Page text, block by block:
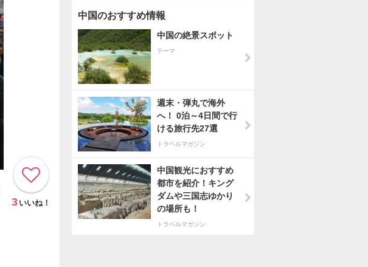
3 いいね！
中国のおすすめ情報
中国の絶景スポット
テーマ
週末・弾丸で海外
へ！ 0泊～4日間で行
ける旅行先27選
トラベルマガジン
中国観光におすすめ
都市を紹介！キング
ダムや三国志ゆかり
の場所も！
トラベルマガジン